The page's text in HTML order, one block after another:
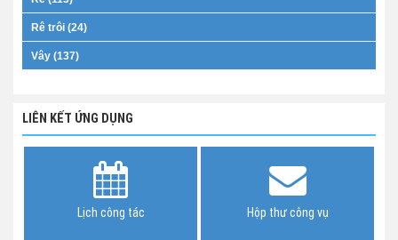
Rê trôi (24)
Vây (137)
LIÊN KẾT ỨNG DỤNG
Lịch công tác Hộp thư công vụ